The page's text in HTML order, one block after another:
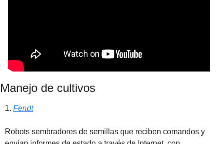
Manejo de cultivos
1. Fendt
Robots sembradores de semillas que reciben comandos y